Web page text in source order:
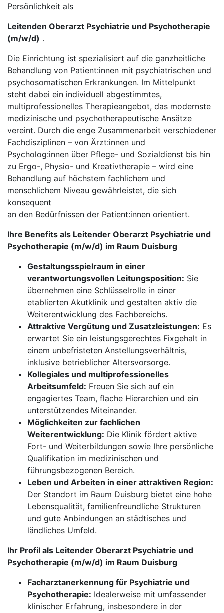
Persönlichkeit als
Leitenden Oberarzt Psychiatrie und Psycho­therapie
(m/w/d) .
Die Einrichtung ist spezialisiert auf die ganzheitliche
Behandlung von Patient:innen mit psychiatrischen und
psychosomatischen Erkrankungen. Im Mittelpunkt
steht dabei ein individuell abgestimmtes,
multiprofessionelles Therapieangebot, das modernste
medizinische und psychotherapeutische Ansätze
vereint. Durch die enge Zusammenarbeit verschiedener
Fachdisziplinen – von Ärzt:innen und
Psycholog:innen über Pflege- und Sozialdienst bis hin
zu Ergo-, Physio- und Kreativtherapie – wird eine
Behandlung auf höchstem fachlichem und
menschlichem Niveau gewährleistet, die sich
konsequent
an den Bedürfnissen der Patient:innen orientiert.
Ihre Benefits als Leitender Oberarzt Psychiatrie und
Psycho­therapie (m/w/d) im Raum Duisburg
Gestaltungsspielraum in einer
verantwortungsvollen Leitungsposition: Sie
übernehmen eine Schlüsselrolle in einer
etablierten Akutklinik und gestalten aktiv die
Weiterentwicklung des Fachbereichs.
Attraktive Vergütung und Zusatzleistungen: Es
erwartet Sie ein leistungsgerechtes Fixgehalt in
einem unbefristeten Anstellungsverhältnis,
inklusive betrieblicher Altersvorsorge.
Kollegiales und multiprofessionelles
Arbeitsumfeld: Freuen Sie sich auf ein
engagiertes Team, flache Hierarchien und ein
unterstützendes Miteinander.
Möglichkeiten zur fachlichen
Weiterentwicklung: Die Klinik fördert aktive
Fort- und Weiterbildungen sowie Ihre persönliche
Qualifikation im medizinischen und
führungsbezogenen Bereich.
Leben und Arbeiten in einer attraktiven Region:
Der Standort im Raum Duisburg bietet eine hohe
Lebensqualität, familienfreundliche Strukturen
und gute Anbindungen an städtisches und
ländliches Umfeld.
Ihr Profil als Leitender Oberarzt Psychiatrie und
Psycho­therapie (m/w/d) im Raum Duisburg
Facharztanerkennung für Psychiatrie und
Psychotherapie: Idealerweise mit umfassender
klinischer Erfahrung, insbesondere in der